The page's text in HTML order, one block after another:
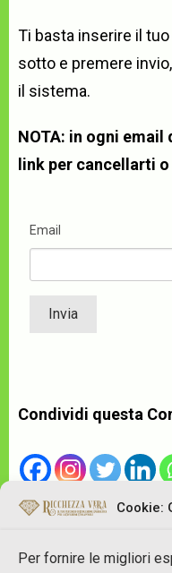
Cookie:
Per fornire le migliori
Ti basta inserire il
sotto e premere
il sistema.
NOTA: in ogni email
link per cancellarti
Email
Condividi questa